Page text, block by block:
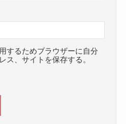
するためブラウザーに自分
ス、サイトを保存する。